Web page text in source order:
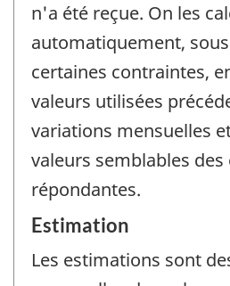
n'a été reçue. On les
automatiquement,
certaines contraintes,
valeurs utilisées
variations mensuelles
valeurs semblables
répondantes.
Estimation
Les estimations sont